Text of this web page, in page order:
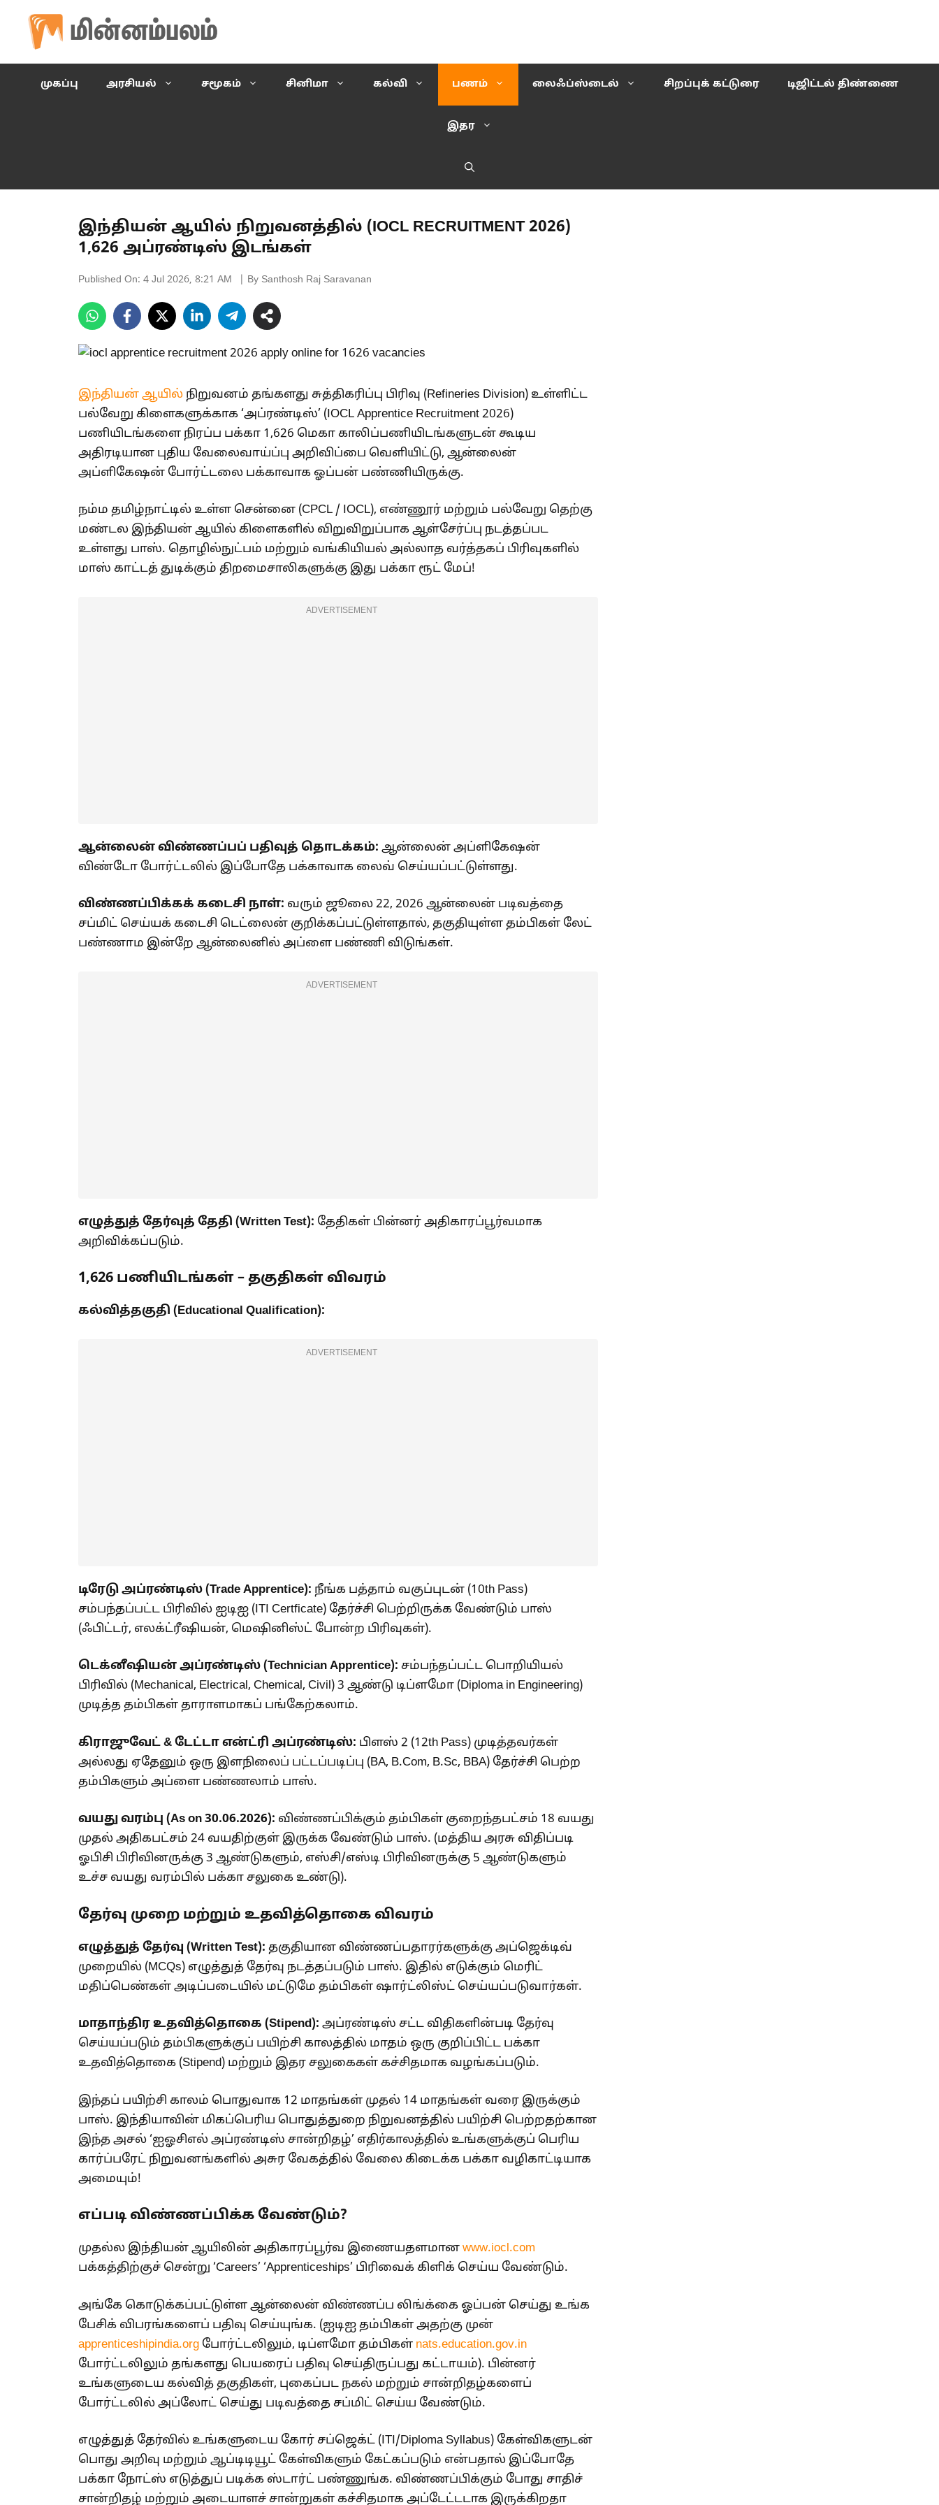
content
முகப்பு அரசியல் சமூகம் சினிமா கல்வி பணம் லைஃப்ஸ்டைல் சிறப்புக் கட்டுரை டிஜிட்டல் திண்ணை
இதர
இந்தியன் ஆயில் நிறுவனத்தில் (IOCL RECRUITMENT 2026)
1,626 அப்ரண்டிஸ் இடங்கள்
Published On: 4 Jul 2026, 8:21 AM | By Santhosh Raj Saravanan
இந்தியன் ஆயில் நிறுவனம் தங்களது சுத்திகரிப்பு பிரிவு (Refineries Division) உள்ளிட்ட
பல்வேறு கிளைகளுக்காக ‘அப்ரண்டிஸ்’ (IOCL Apprentice Recruitment 2026)
பணியிடங்களை நிரப்ப பக்கா 1,626 மெகா காலிப்பணியிடங்களுடன் கூடிய
அதிரடியான புதிய வேலைவாய்ப்பு அறிவிப்பை வெளியிட்டு, ஆன்லைன்
அப்ளிகேஷன் போர்ட்டலை பக்காவாக ஓப்பன் பண்ணியிருக்கு.
நம்ம தமிழ்நாட்டில் உள்ள சென்னை (CPCL / IOCL), எண்ணூர் மற்றும் பல்வேறு தெற்கு
மண்டல இந்தியன் ஆயில் கிளைகளில் விறுவிறுப்பாக ஆள்சேர்ப்பு நடத்தப்பட
உள்ளது பாஸ். தொழில்நுட்பம் மற்றும் வங்கியியல் அல்லாத வர்த்தகப் பிரிவுகளில்
மாஸ் காட்டத் துடிக்கும் திறமைசாலிகளுக்கு இது பக்கா ரூட் மேப்!
ADVERTISEMENT
ஆன்லைன் விண்ணப்பப் பதிவுத் தொடக்கம்: ஆன்லைன் அப்ளிகேஷன்
விண்டோ போர்ட்டலில் இப்போதே பக்காவாக லைவ் செய்யப்பட்டுள்ளது.
விண்ணப்பிக்கக் கடைசி நாள்: வரும் ஜூலை 22, 2026 ஆன்லைன் படிவத்தை
சப்மிட் செய்யக் கடைசி டெட்லைன் குறிக்கப்பட்டுள்ளதால், தகுதியுள்ள தம்பிகள் லேட்
பண்ணாம இன்றே ஆன்லைனில் அப்ளை பண்ணி விடுங்கள்.
ADVERTISEMENT
எழுத்துத் தேர்வுத் தேதி (Written Test): தேதிகள் பின்னர் அதிகாரப்பூர்வமாக
அறிவிக்கப்படும்.
1,626 பணியிடங்கள் – தகுதிகள் விவரம்
கல்வித்தகுதி (Educational Qualification):
ADVERTISEMENT
டிரேடு அப்ரண்டிஸ் (Trade Apprentice): நீங்க பத்தாம் வகுப்புடன் (10th Pass)
சம்பந்தப்பட்ட பிரிவில் ஐடிஐ (ITI Certficate) தேர்ச்சி பெற்றிருக்க வேண்டும் பாஸ்
(ஃபிட்டர், எலக்ட்ரீஷியன், மெஷினிஸ்ட் போன்ற பிரிவுகள்).
டெக்னீஷியன் அப்ரண்டிஸ் (Technician Apprentice): சம்பந்தப்பட்ட பொறியியல்
பிரிவில் (Mechanical, Electrical, Chemical, Civil) 3 ஆண்டு டிப்ளமோ (Diploma in Engineering)
முடித்த தம்பிகள் தாராளமாகப் பங்கேற்கலாம்.
கிராஜுவேட் & டேட்டா என்ட்ரி அப்ரண்டிஸ்: பிளஸ் 2 (12th Pass) முடித்தவர்கள்
அல்லது ஏதேனும் ஒரு இளநிலைப் பட்டப்படிப்பு (BA, B.Com, B.Sc, BBA) தேர்ச்சி பெற்ற
தம்பிகளும் அப்ளை பண்ணலாம் பாஸ்.
வயது வரம்பு (As on 30.06.2026): விண்ணப்பிக்கும் தம்பிகள் குறைந்தபட்சம் 18 வயது
முதல் அதிகபட்சம் 24 வயதிற்குள் இருக்க வேண்டும் பாஸ். (மத்திய அரசு விதிப்படி
ஓபிசி பிரிவினருக்கு 3 ஆண்டுகளும், எஸ்சி/எஸ்டி பிரிவினருக்கு 5 ஆண்டுகளும்
உச்ச வயது வரம்பில் பக்கா சலுகை உண்டு).
தேர்வு முறை மற்றும் உதவித்தொகை விவரம்
எழுத்துத் தேர்வு (Written Test): தகுதியான விண்ணப்பதாரர்களுக்கு அப்ஜெக்டிவ்
முறையில் (MCQs) எழுத்துத் தேர்வு நடத்தப்படும் பாஸ். இதில் எடுக்கும் மெரிட்
மதிப்பெண்கள் அடிப்படையில் மட்டுமே தம்பிகள் ஷார்ட்லிஸ்ட் செய்யப்படுவார்கள்.
மாதாந்திர உதவித்தொகை (Stipend): அப்ரண்டிஸ் சட்ட விதிகளின்படி தேர்வு
செய்யப்படும் தம்பிகளுக்குப் பயிற்சி காலத்தில் மாதம் ஒரு குறிப்பிட்ட பக்கா
உதவித்தொகை (Stipend) மற்றும் இதர சலுகைகள் கச்சிதமாக வழங்கப்படும்.
இந்தப் பயிற்சி காலம் பொதுவாக 12 மாதங்கள் முதல் 14 மாதங்கள் வரை இருக்கும்
பாஸ். இந்தியாவின் மிகப்பெரிய பொதுத்துறை நிறுவனத்தில் பயிற்சி பெற்றதற்கான
இந்த அசல் ‘ஐஓசிஎல் அப்ரண்டிஸ் சான்றிதழ்’ எதிர்காலத்தில் உங்களுக்குப் பெரிய
கார்ப்பரேட் நிறுவனங்களில் அசுர வேகத்தில் வேலை கிடைக்க பக்கா வழிகாட்டியாக
அமையும்!
எப்படி விண்ணப்பிக்க வேண்டும்?
முதல்ல இந்தியன் ஆயிலின் அதிகாரப்பூர்வ இணையதளமானwww.iocl.com
பக்கத்திற்குச் சென்று ‘Careers’ ‘Apprenticeships’ பிரிவைக் கிளிக் செய்ய வேண்டும்.
அங்கே கொடுக்கப்பட்டுள்ள ஆன்லைன் விண்ணப்ப லிங்க்கை ஓப்பன் செய்து உங்க
பேசிக் விபரங்களைப் பதிவு செய்யுங்க. (ஐடிஐ தம்பிகள் அதற்கு முன்
apprenticeshipindia.org போர்ட்டலிலும், டிப்ளமோ தம்பிகள் nats.education.gov.in
போர்ட்டலிலும் தங்களது பெயரைப் பதிவு செய்திருப்பது கட்டாயம்). பின்னர்
உங்களுடைய கல்வித் தகுதிகள், புகைப்பட நகல் மற்றும் சான்றிதழ்களைப்
போர்ட்டலில் அப்லோட் செய்து படிவத்தை சப்மிட் செய்ய வேண்டும்.
எழுத்துத் தேர்வில் உங்களுடைய கோர் சப்ஜெக்ட் (ITI/Diploma Syllabus) கேள்விகளுடன்
பொது அறிவு மற்றும் ஆப்டிடியூட் கேள்விகளும் கேட்கப்படும் என்பதால் இப்போதே
பக்கா நோட்ஸ் எடுத்துப் படிக்க ஸ்டார்ட் பண்ணுங்க. விண்ணப்பிக்கும் போது சாதிச்
சான்றிதழ் மற்றும் அடையாளச் சான்றுகள் கச்சிதமாக அப்டேட்டடாக இருக்கிறதா